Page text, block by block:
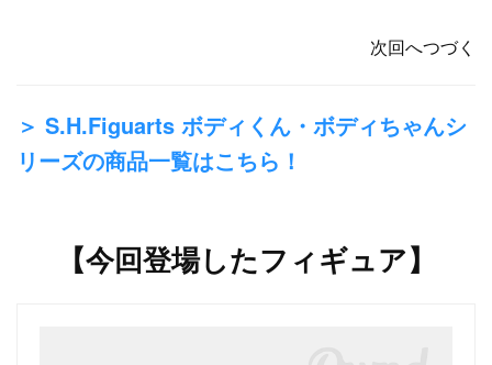
次回へつづく
＞ S.H.Figuarts ボディくん・ボディちゃんシ
リーズの商品一覧はこちら！
【今回登場したフィギュア】